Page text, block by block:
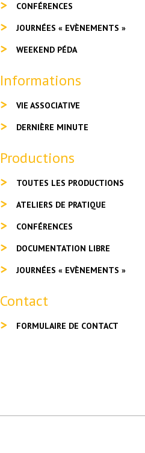
CONFÉRENCES
JOURNÉES « EVÈNEMENTS »
WEEKEND PÉDA
Informations
VIE ASSOCIATIVE
DERNIÈRE MINUTE
Productions
TOUTES LES PRODUCTIONS
ATELIERS DE PRATIQUE
CONFÉRENCES
DOCUMENTATION LIBRE
JOURNÉES « EVÈNEMENTS »
Contact
FORMULAIRE DE CONTACT